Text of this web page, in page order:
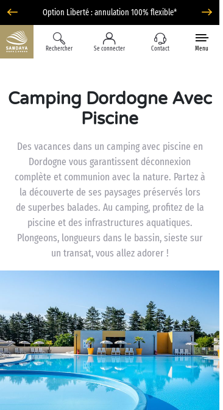
Option Liberté : annulation 100% flexible*
Rechercher Se connecter Contact Menu
Camping Dordogne Avec
Piscine
Des vacances dans un camping avec piscine en
Dordogne vous garantissent déconnexion
complète et communion avec la nature. Partez à
la découverte de ses paysages préservés lors
de superbes balades. Au camping, profitez de la
piscine et des infrastructures aquatiques.
Plongeons, longueurs dans le bassin, sieste sur
un transat, vous allez adorer !